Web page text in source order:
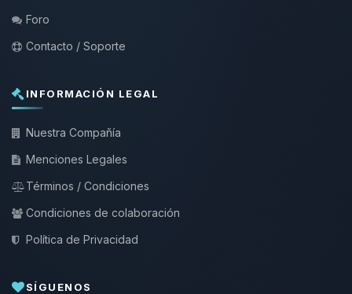
Foro
Contacto / Soporte
INFORMACIÓN LEGAL
Nuestra Compañía
Menciones Legales
Términos / Condiciones
Condiciones de colaboración
Política de Privacidad
SÍGUENOS